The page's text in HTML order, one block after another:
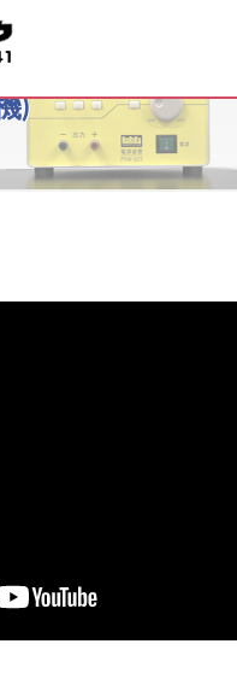
小学校用手回
)